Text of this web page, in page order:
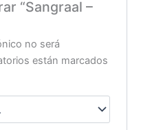
“Sangraal –
no será
están marcados